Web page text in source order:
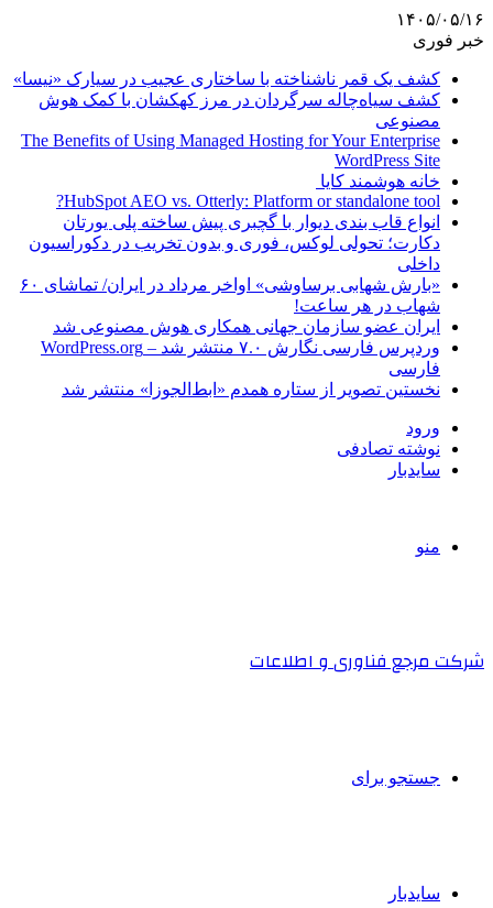
۱۴۰۵/۰۵/۱۶
خبر فوری
کشف یک قمر ناشناخته با ساختاری عجیب در سیارک «نیسا»
کشف سیاه‌چاله سرگردان در مرز کهکشان با کمک هوش
مصنوعی
The Benefits of Using Managed Hosting for Your Enterprise
WordPress Site
خانه هوشمند کایا
HubSpot AEO vs. Otterly: Platform or standalone tool?
انواع قاب بندی دیوار با گچبری پیش ساخته پلی یورتان
دکارت؛ تحولی لوکس، فوری و بدون تخریب در دکوراسیون
داخلی
«بارش شهابی برساوشی» اواخر مرداد در ایران/ تماشای ۶۰
شهاب در هر ساعت!
ایران عضو سازمان جهانی همکاری هوش مصنوعی شد
وردپرس فارسی نگارش ۷.۰ منتشر شد – WordPress.org
فارسی
نخستین تصویر از ستاره همدم «ابط‌الجوزا» منتشر شد
ورود
نوشته تصادفی
سایدبار
منو
شرکت مرجع فناوری و اطلاعات
جستجو برای
سایدبار